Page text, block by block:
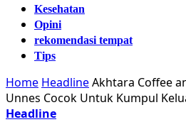
Kesehatan
Opini
rekomendasi tempat
Tips
Home HeadlineAkhtara Coffee
Unnes Cocok Untuk Kumpul
Headline